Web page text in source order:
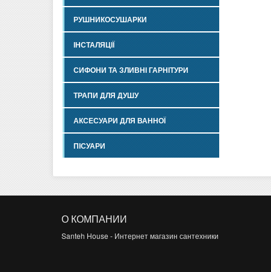
РУШНИКОСУШАРКИ
ІНСТАЛЯЦІЇ
СИФОНИ ТА ЗЛИВНІ ГАРНІТУРИ
ТРАПИ ДЛЯ ДУШУ
АКСЕСУАРИ ДЛЯ ВАННОЇ
ПІСУАРИ
О КОМПАНИИ
Santeh House - Интернет магазин сантехники